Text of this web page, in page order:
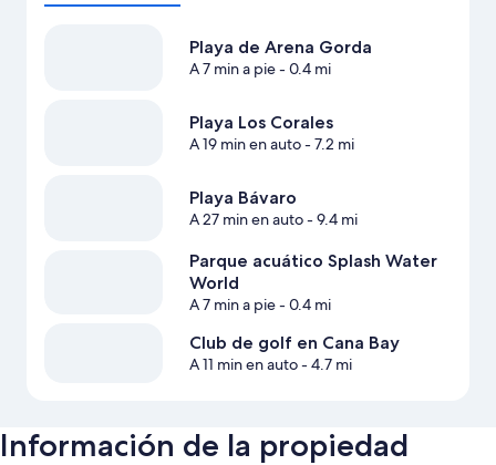
Playa de Arena Gorda
A 7 min a pie- 0.4 mi
Playa Los Corales
A 19 min en auto- 7.2 mi
Playa Bávaro
A 27 min en auto- 9.4 mi
Parque acuático Splash Water
World
A 7 min a pie- 0.4 mi
Club de golf en Cana Bay
A 11 min en auto- 4.7 mi
Información de la propiedad